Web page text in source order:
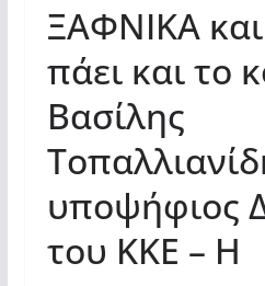
ΞΑΦΝΙΚΑ
πάει και το
Βασίλης
υποψήφιος
του ΚΚΕ – Η